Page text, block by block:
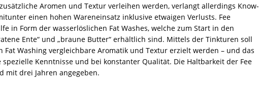
Aromen und Textur verleihen werden, verlangt allerdings Know-
einen hohen Wareneinsatz inklusive etwaigen Verlusts. Fee
in Form der wasserlöslichen Fat Washes, welche zum Start in den
Ente“ und „braune Butter“ erhältlich sind. Mittels der Tinkturen soll
Fat Washing vergleichbare Aromatik und Textur erzielt werden – und das
Kenntnisse und bei konstanter Qualität. Die Haltbarkeit der Fee
mit drei Jahren angegeben.